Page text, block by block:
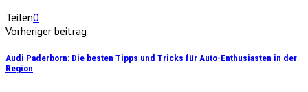
Teilen0
Vorheriger beitrag
Audi Paderborn: Die besten Tipps und Tricks für Auto-Enthusiasten in der
Region